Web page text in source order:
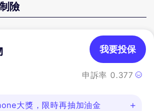
險
申訴率 0.377
我要投保
大獎，限時再抽加油金